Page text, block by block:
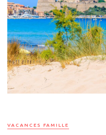
VACANCES FAMILLE